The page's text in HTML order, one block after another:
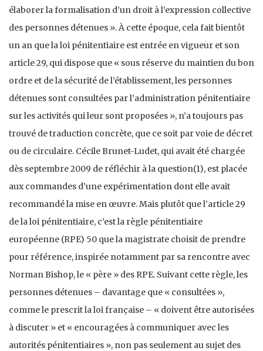
élaborer la formalisation d’un droit à l’expression collective
des personnes détenues ». À cette époque, cela fait bientôt
un an que la loi pénitentiaire est entrée en vigueur et son
article 29, qui dispose que « sous réserve du maintien du bon
ordre et de la sécurité de l’établissement, les personnes
détenues sont consultées par l’administration pénitentiaire
sur les activités qui leur sont proposées », n’a toujours pas
trouvé de traduction concrète, que ce soit par voie de décret
ou de circulaire. Cécile Brunet-Ludet, qui avait été chargée
dès septembre 2009 de réfléchir à la question(1), est placée
aux commandes d’une expérimentation dont elle avait
recommandé la mise en œuvre. Mais plutôt que l’article 29
de la loi pénitentiaire, c’est la règle pénitentiaire
européenne (RPE) 50 que la magistrate choisit de prendre
pour référence, inspirée notamment par sa rencontre avec
Norman Bishop, le « père » des RPE. Suivant cette règle, les
personnes détenues – davantage que « consultées »,
comme le prescrit la loi française – « doivent être autorisées
à discuter » et « encouragées à communiquer avec les
autorités pénitentiaires », non pas seulement au sujet des